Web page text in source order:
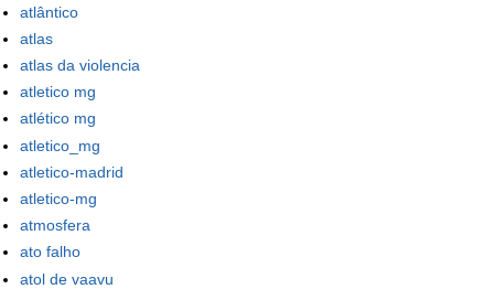
atlântico
atlas
atlas da violencia
atletico mg
atlético mg
atletico_mg
atletico-madrid
atletico-mg
atmosfera
ato falho
atol de vaavu